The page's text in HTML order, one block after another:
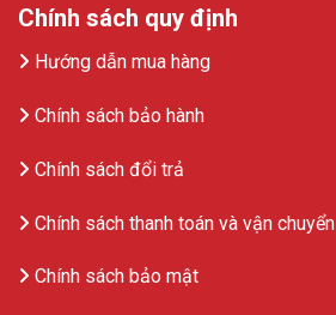
Chính sách quy định
Hướng dẫn mua hàng
Chính sách bảo hành
Chính sách đổi trả
Chính sách thanh toán và vận chuyển
Chính sách bảo mật